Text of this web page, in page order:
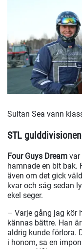
Sultan Sea vann
STL
Four Guys Dream var
hamnade en bit bak.
även om det gick
kvar och såg sedan
ekel seger.
– Varje gång jag kör
kännas bättre. Han
aldrig kunde förlora.
i honom, sa en